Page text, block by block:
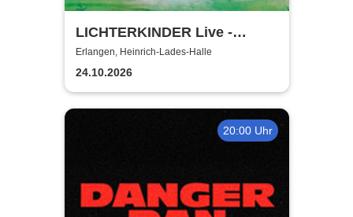
LICHTERKINDER Live -
Millionen Sterne Tour 2026
Erlangen, Heinrich-Lades-Halle
24.10.2026
20:00 Uhr